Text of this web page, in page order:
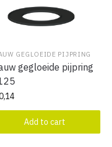
GEGLOEIDE PIJPRING
gegloeide pijpring
Add to cart